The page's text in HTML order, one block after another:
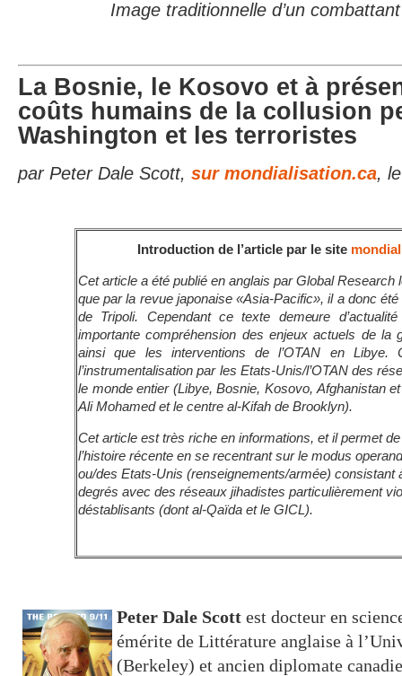
Image traditionnelle d’un
La Bosnie, le Kosovo et à
coûts humains de la collusion
Washington et les terroristes
par Peter Dale Scott, sur mondialisation.ca,
Introduction de l’article par le site
Cet article a été publié en anglais par Global Research
que par la revue japonaise «Asia-Pacific», il a donc
de Tripoli. Cependant ce texte demeure
importante compréhension des enjeux actuels de la
ainsi que les interventions de l’OTAN en Libye.
l’instrumentalisation par les Etats-Unis/l’OTAN des
le monde entier (Libye, Bosnie, Kosovo, Afghanistan
Ali Mohamed et le centre al-Kifah de Brooklyn).
Cet article est très riche en informations, et il permet
l’histoire récente en se recentrant sur le modus
ou/des Etats-Unis (renseignements/armée) consistant
degrés avec des réseaux jihadistes particulièrement
déstablisants (dont al-Qaïda et le GICL).
Peter Dale Scott est docteur en
émérite de Littérature anglaise à
(Berkeley) et ancien diplomate